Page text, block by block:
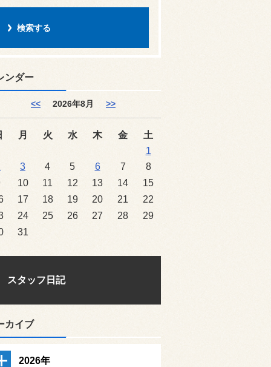
ンダー
<< 2026年8月 >>
月 火 水 木 金
土
1
3 4 5 6 7
8
10 11 12 13 14
15
17 18 19 20 21
22
24 25 26 27 28
29
31
スタッフ日記
カイブ
2026年